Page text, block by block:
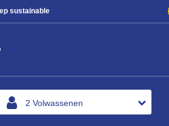
sustainable